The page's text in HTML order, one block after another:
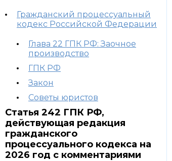
Гражданский процессуальный
кодекс Российской Федерации
Глава 22 ГПК РФ: Заочное
производство
ГПК РФ
Закон
Советы юристов
Статья 242 ГПК РФ,
действующая редакция
гражданского
процессуального кодекса на
2026 год с комментариями